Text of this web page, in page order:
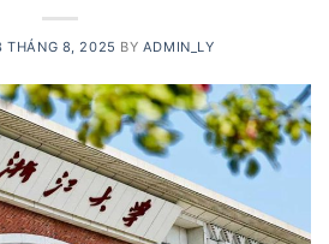
THÁNG 8, 2025 BY ADMIN_LY